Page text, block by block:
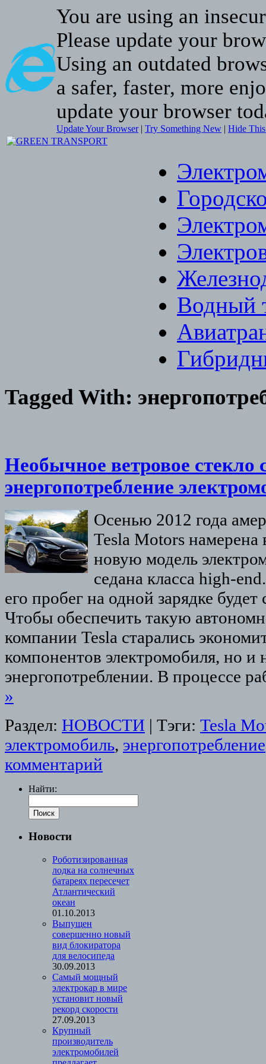
You are using an
Please update your
Using an outdated
a safer, faster, more
update your browser
Update Your Browser| Try Something New | Hide
Водный
Tagged With:
Необычное ветровое стекло
энергопотребление
Осенью 2012 года
Tesla Motors
новую модель
седана класса high-
его пробег на одной зарядке будет
Чтобы обеспечить такую
компании Tesla старались
компонентов электромобиля, но и
энергопотреблении. В процессе
»
Раздел: НОВОСТИ | Тэги: Tesla
электромобиль, энергопотребление
комментарий
Найти:
Новости
Роботизированная
лодка на солнечных
батареях пересечет
Атлантический
океан
01.10.2013
Выпущен
совершенно новый
вид блокиратора
для велосипеда
30.09.2013
Cамый мощный
электрокар в мире
установит новый
рекорд скорости
27.09.2013
Крупный
производитель
электромобилей